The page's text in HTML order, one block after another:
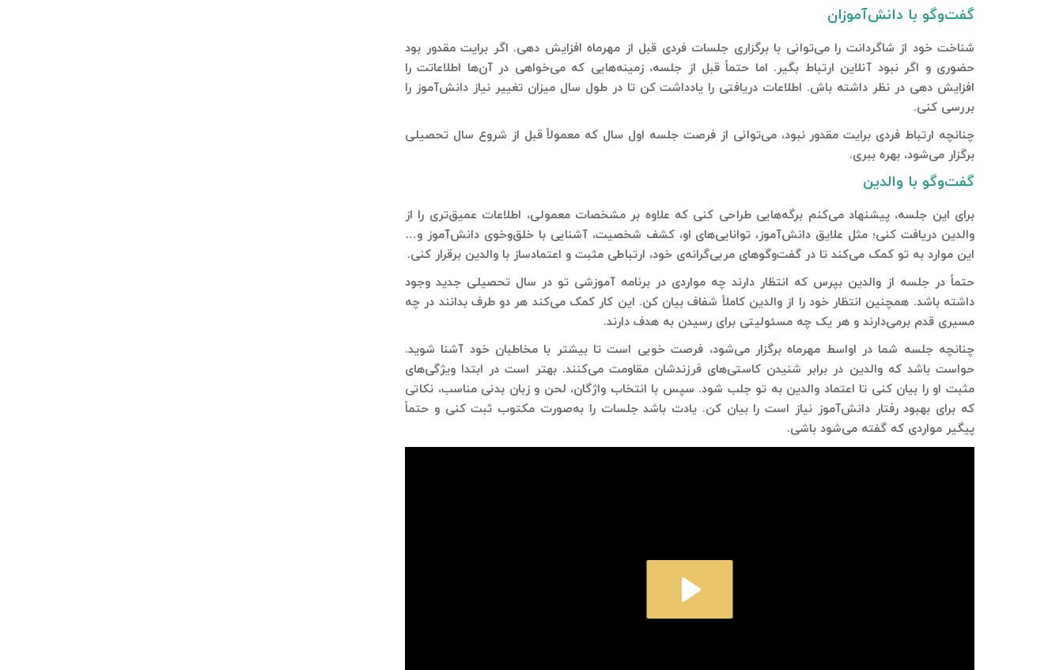
گفت‌وگو با دانش‌آموزان
شناخت خود از شاگردانت را می‌توانی با برگزاری جلسات فردی قبل از مهرماه افزایش دهی. اگر برایت مقدور بود
حضوری و اگر نبود آنلاین ارتباط بگیر. اما حتماً قبل از جلسه، زمینه‌هایی که می‌خواهی در آن‌ها اطلاعاتت را
افزایش دهی در نظر داشته باش. اطلاعات دریافتی را یادداشت کن تا در طول سال میزان تغییر نیاز دانش‌آموز را
بررسی کنی.
چنانچه ارتباط فردی برایت مقدور نبود، می‌توانی از فرصت جلسه اول سال که معمولاً قبل از شروع سال تحصیلی
برگزار می‌شود، بهره ببری.
گفت‌وگو با والدین
برای این جلسه، پیشنهاد می‌کنم برگه‌هایی طراحی کنی که علاوه بر مشخصات معمولی، اطلاعات عمیق‌تری را از
والدین دریافت کنی؛ مثل علایق دانش‌آموز، توانایی‌های او، کشف شخصیت، آشنایی با خلق‌وخوی دانش‌آموز و…
این موارد به تو کمک می‌کند تا در گفت‌وگوهای مربی‌گرانه‌ی خود، ارتباطی مثبت و اعتمادساز با والدین برقرار کنی.
حتماً در جلسه از والدین بپرس که انتظار دارند چه مواردی در برنامه آموزشی تو در سال تحصیلی جدید وجود
داشته باشد. همچنین انتظار خود را از والدین کاملاً شفاف بیان کن. این کار کمک می‌کند هر دو طرف بدانند در چه
مسیری قدم برمی‌دارند و هر یک چه مسئولیتی برای رسیدن به هدف دارند.
چنانچه جلسه شما در اواسط مهرماه برگزار می‌شود، فرصت خوبی است تا بیشتر با مخاطبان خود آشنا شوید.
حواست باشد که والدین در برابر شنیدن کاستی‌های فرزندشان مقاومت می‌کنند. بهتر است در ابتدا ویژگی‌های
مثبت او را بیان کنی تا اعتماد والدین به تو جلب شود. سپس با انتخاب واژگان، لحن و زبان بدنی مناسب، نکاتی
که برای بهبود رفتار دانش‌آموز نیاز است را بیان کن. یادت باشد جلسات را به‌صورت مکتوب ثبت کنی و حتماً
پیگیر مواردی که گفته می‌شود باشی.